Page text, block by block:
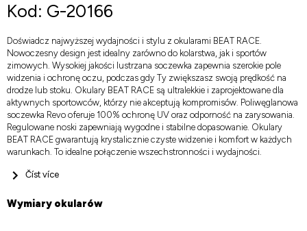
Kod: G-20166
Doświadcz najwyższej wydajności i stylu z okularami BEAT RACE.
Nowoczesny design jest idealny zarówno do kolarstwa, jak i sportów
zimowych. Wysokiej jakości lustrzana soczewka zapewnia szerokie pole
widzenia i ochronę oczu, podczas gdy Ty zwiększasz swoją prędkość na
drodze lub stoku. Okulary BEAT RACE są ultralekkie i zaprojektowane dla
aktywnych sportowców, którzy nie akceptują kompromisów. Poliwęglanowa
soczewka Revo oferuje 100% ochronę UV oraz odporność na zarysowania.
Regulowane noski zapewniają wygodne i stabilne dopasowanie. Okulary
BEAT RACE gwarantują krystalicznie czyste widzenie i komfort w każdych
warunkach. To idealne połączenie wszechstronności i wydajności.
Číst více
Wymiary okularów